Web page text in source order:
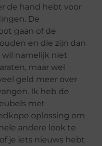
de hand hebt voor
De
gaan of de
en die zijn dan
wil namelijk niet
maar wel
geld meer over
Ik heb de
met
oplossing om
andere look te
je iets nieuws hebt